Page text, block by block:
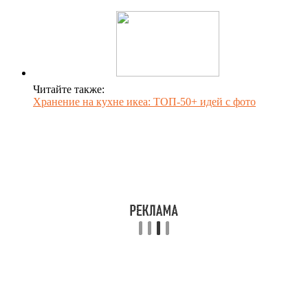
Читайте также:
Хранение на кухне икеа: ТОП-50+ идей с фото